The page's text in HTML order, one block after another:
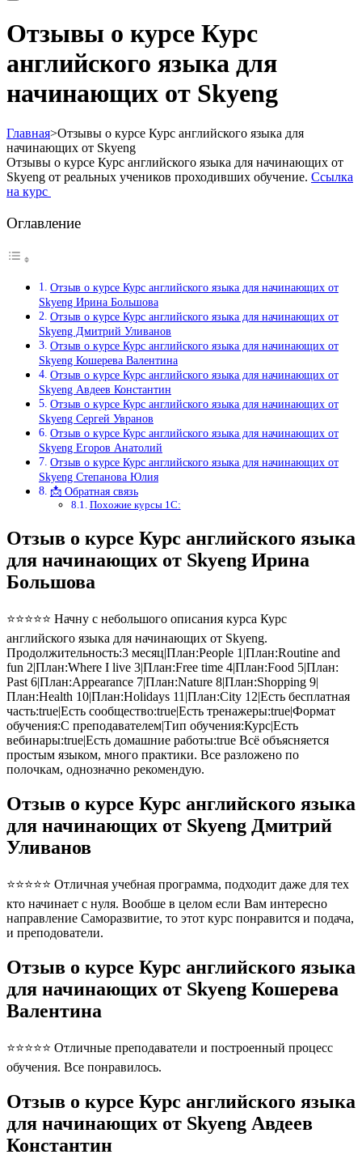
Отзывы о курсе Курс
английского языка для
начинающих от Skyeng
Главная>Отзывы о курсе Курс английского языка для
начинающих от Skyeng
Отзывы о курсе Курс английского языка для начинающих от
Skyeng от реальных учеников проходивших обучение. Ссылка
на курс
Оглавление
Отзыв о курсе Курс английского языка для начинающих от
Skyeng Ирина Большова
Отзыв о курсе Курс английского языка для начинающих от
Skyeng Дмитрий Уливанов
Отзыв о курсе Курс английского языка для начинающих от
Skyeng Кошерева Валентина
Отзыв о курсе Курс английского языка для начинающих от
Skyeng Авдеев Константин
Отзыв о курсе Курс английского языка для начинающих от
Skyeng Сергей Увранов
Отзыв о курсе Курс английского языка для начинающих от
Skyeng Егоров Анатолий
Отзыв о курсе Курс английского языка для начинающих от
Skyeng Степанова Юлия
📩 Обратная связь
Похожие курсы 1С:
Отзыв о курсе Курс английского языка
для начинающих от Skyeng Ирина
Большова
⭐⭐⭐⭐⭐ Начну с небольшого описания курса Курс
английского языка для начинающих от Skyeng.
Продолжительность:3 месяц|План:People 1|План:Routine and
fun 2|План:Where I live 3|План:Free time 4|План:Food 5|План:
Past 6|План:Appearance 7|План:Nature 8|План:Shopping 9|
План:Health 10|План:Holidays 11|План:City 12|Есть бесплатная
часть:true|Есть сообщество:true|Есть тренажеры:true|Формат
обучения:С преподавателем|Тип обучения:Курс|Есть
вебинары:true|Есть домашние работы:true Всё объясняется
простым языком, много практики. Все разложено по
полочкам, однозначно рекомендую.
Отзыв о курсе Курс английского языка
для начинающих от Skyeng Дмитрий
Уливанов
⭐⭐⭐⭐⭐ Отличная учебная программа, подходит даже для тех
кто начинает с нуля. Вообше в целом если Вам интересно
направление Саморазвитие, то этот курс понравится и подача,
и преподователи.
Отзыв о курсе Курс английского языка
для начинающих от Skyeng Кошерева
Валентина
⭐⭐⭐⭐⭐ Отличные преподаватели и построенный процесс
обучения. Все понравилось.
Отзыв о курсе Курс английского языка
для начинающих от Skyeng Авдеев
Константин